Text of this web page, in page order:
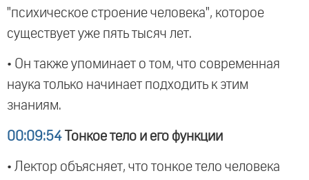
"психическое строение человека", которое
существует уже пять тысяч лет.
• Он также упоминает о том, что современная
наука только начинает подходить к этим
знаниям.
00:09:54 Тонкое тело и его функции
• Лектор объясняет, что тонкое тело человека